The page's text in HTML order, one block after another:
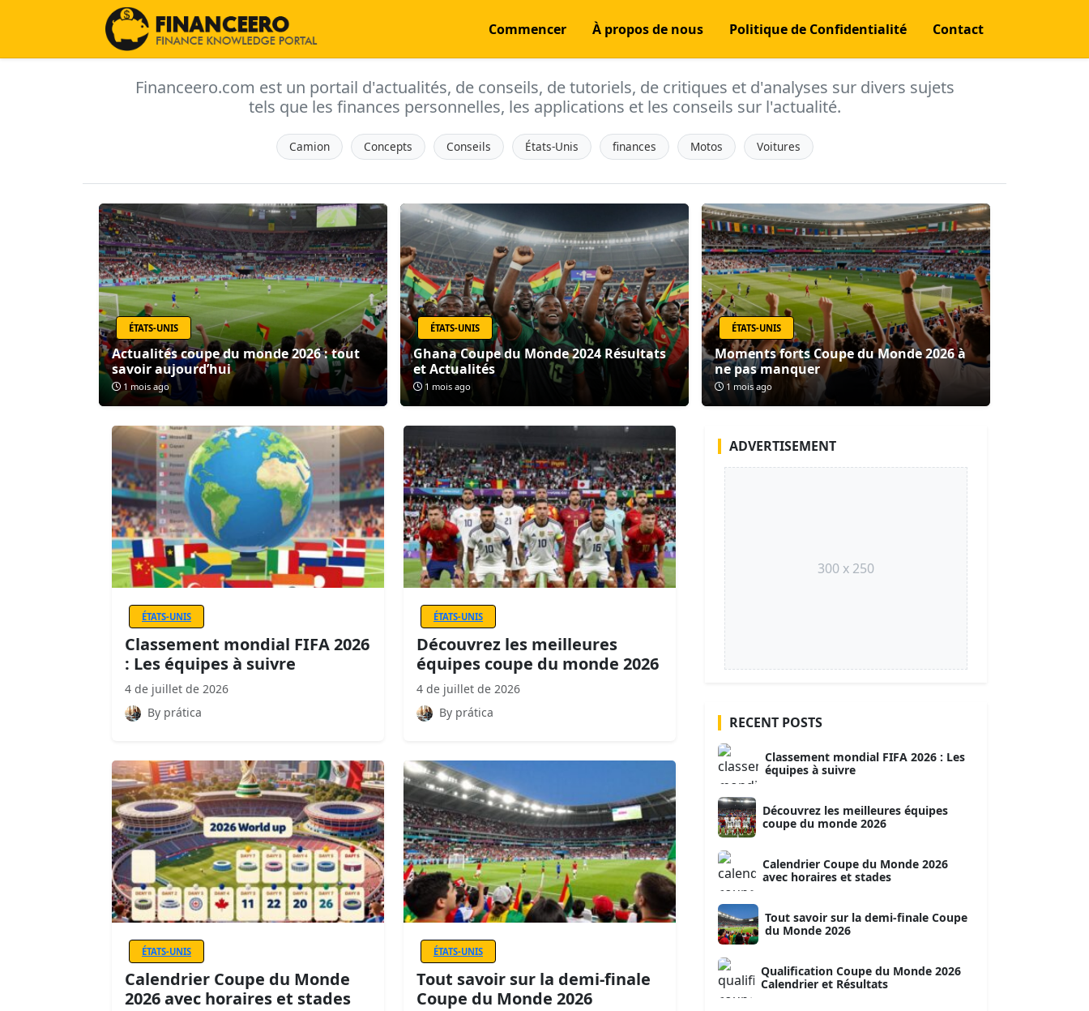
Commencer À propos de nous Politique de Confidentialité Contact
Financeero.com est un portail d'actualités, de conseils, de tutoriels, de critiques et d'analyses sur divers sujets
tels que les finances personnelles, les applications et les conseils sur l'actualité.
Camion Concepts Conseils États-Unis finances Motos Voitures
ÉTATS-UNIS
Actualités coupe du monde 2026 : tout
savoir aujourd’hui
1 mois ago
ÉTATS-UNIS
Ghana Coupe du Monde 2024 Résultats
et Actualités
1 mois ago
ÉTATS-UNIS
Moments forts Coupe du Monde 2026 à
ne pas manquer
1 mois ago
ÉTATS-UNIS
Classement mondial FIFA 2026
: Les équipes à suivre
4 de juillet de 2026
By prática
ÉTATS-UNIS
Découvrez les meilleures
équipes coupe du monde 2026
4 de juillet de 2026
By prática
ÉTATS-UNIS
Calendrier Coupe du Monde
2026 avec horaires et stades
ÉTATS-UNIS
Tout savoir sur la demi-finale
Coupe du Monde 2026
ADVERTISEMENT
300 x 250
RECENT POSTS
Classement mondial FIFA 2026 : Les
équipes à suivre
Découvrez les meilleures équipes
coupe du monde 2026
Calendrier Coupe du Monde 2026
avec horaires et stades
Tout savoir sur la demi-finale Coupe
du Monde 2026
Qualification Coupe du Monde 2026
Calendrier et Résultats